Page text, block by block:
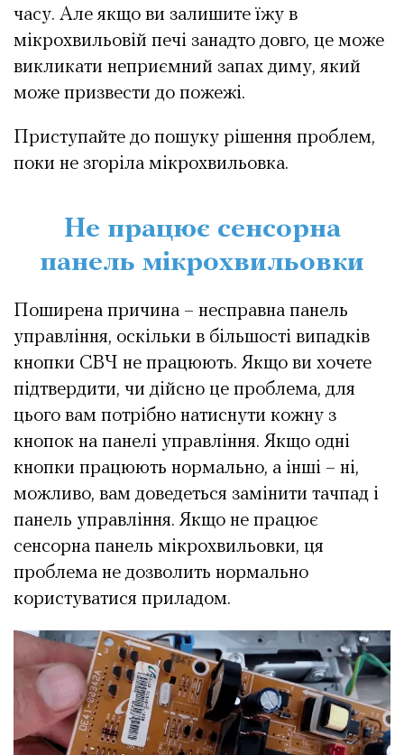
часу. Але якщо ви залишите їжу в
мікрохвильовій печі занадто довго, це може
викликати неприємний запах диму, який
може призвести до пожежі.
Приступайте до пошуку рішення проблем,
поки не згоріла мікрохвильовка.
Не працює сенсорна
панель мікрохвильовки
Поширена причина – несправна панель
управління, оскільки в більшості випадків
кнопки СВЧ не працюють. Якщо ви хочете
підтвердити, чи дійсно це проблема, для
цього вам потрібно натиснути кожну з
кнопок на панелі управління. Якщо одні
кнопки працюють нормально, а інші – ні,
можливо, вам доведеться замінити тачпад і
панель управління. Якщо не працює
сенсорна панель мікрохвильовки, ця
проблема не дозволить нормально
користуватися приладом.